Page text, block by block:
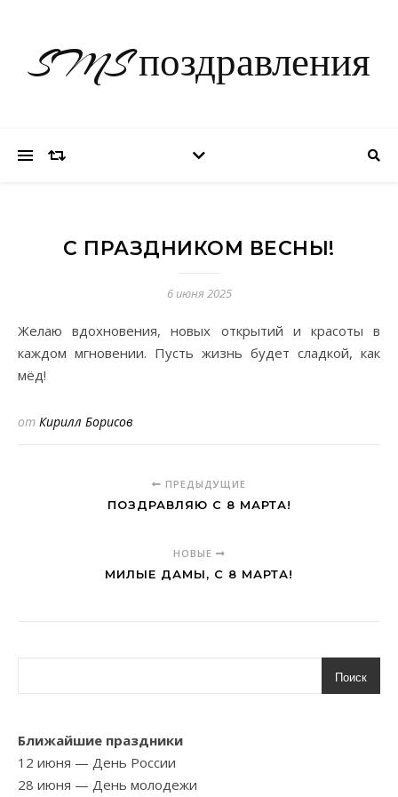
SMS поздравления
С ПРАЗДНИКОМ ВЕСНЫ!
6 июня 2025
Желаю вдохновения, новых открытий и красоты в
каждом мгновении. Пусть жизнь будет сладкой, как
мёд!
от Кирилл Борисов
ПРЕДЫДУЩИЕ
ПОЗДРАВЛЯЮ С 8 МАРТА!
НОВЫЕ
МИЛЫЕ ДАМЫ, С 8 МАРТА!
Поиск
Ближайшие праздники
12 июня — День России
28 июня — День молодежи